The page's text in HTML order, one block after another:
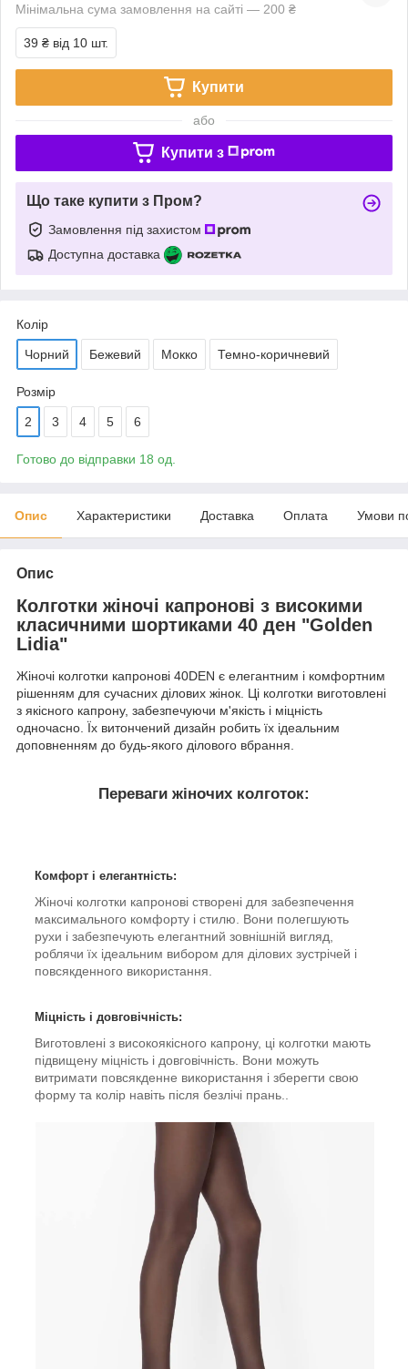
Мінімальна сума замовлення на сайті — 200 ₴
39 ₴ від 10 шт.
Купити
або
Купити з
Що таке купити з Пром?
Замовлення під захистом
Доступна доставка
Колір
Чорний Бежевий Мокко Темно-коричневий
Розмір
2 3 4 5 6
Готово до відправки 18 од.
Опис Характеристики Доставка Оплата Умови
Опис
Колготки жіночі капронові з високими
класичними шортиками 40 ден "Golden
Lidia"
Жіночі колготки капронові 40DEN є елегантним і комфортним
рішенням для сучасних ділових жінок. Ці колготки виготовлені
з якісного капрону, забезпечуючи м'якість і міцність
одночасно. Їх витончений дизайн робить їх ідеальним
доповненням до будь-якого ділового вбрання.
Переваги жіночих колготок:
Комфорт і елегантність:
Жіночі колготки капронові створені для забезпечення
максимального комфорту і стилю. Вони полегшують
рухи і забезпечують елегантний зовнішній вигляд,
роблячи їх ідеальним вибором для ділових зустрічей і
повсякденного використання.
Міцність і довговічність:
Виготовлені з високоякісного капрону, ці колготки мають
підвищену міцність і довговічність. Вони можуть
витримати повсякденне використання і зберегти свою
форму та колір навіть після безлічі прань..